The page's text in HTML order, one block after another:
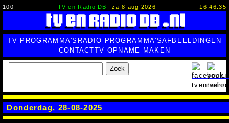
100 TV en Radio DB za 8 aug 2026 16:46:36
TV PROGRAMMA'S RADIO PROGRAMMA'SAFBEELDINGEN
CONTACTTV OPNAME MAKEN
Zoek
Donderdag, 28-08-2025